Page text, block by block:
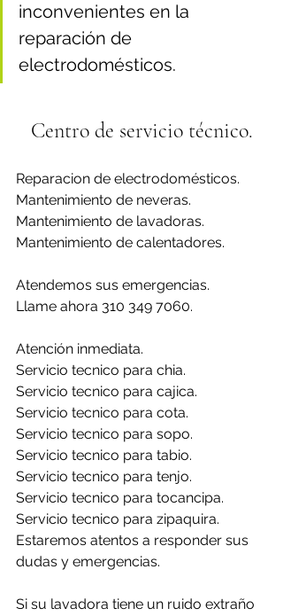
inconvenientes en la
reparación de
electrodomésticos.
Centro de servicio técnico.
Reparacion de electrodomésticos.
Mantenimiento de neveras.
Mantenimiento de lavadoras.
Mantenimiento de calentadores.
Atendemos sus emergencias.
Llame ahora 310 349 7060.
Atención inmediata.
Servicio tecnico para chia.
Servicio tecnico para cajica.
Servicio tecnico para cota.
Servicio tecnico para sopo.
Servicio tecnico para tabio.
Servicio tecnico para tenjo.
Servicio tecnico para tocancipa.
Servicio tecnico para zipaquira.
Estaremos atentos a responder sus
dudas y emergencias.
Si su lavadora tiene un ruido extraño